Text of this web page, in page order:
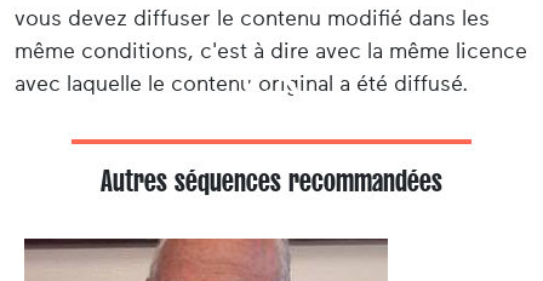
vous devez diffuser le contenu modifié dans les
même conditions, c'est à dire avec la même licence
avec laquelle le contenu original a été diffusé.
Autres séquences recommandées